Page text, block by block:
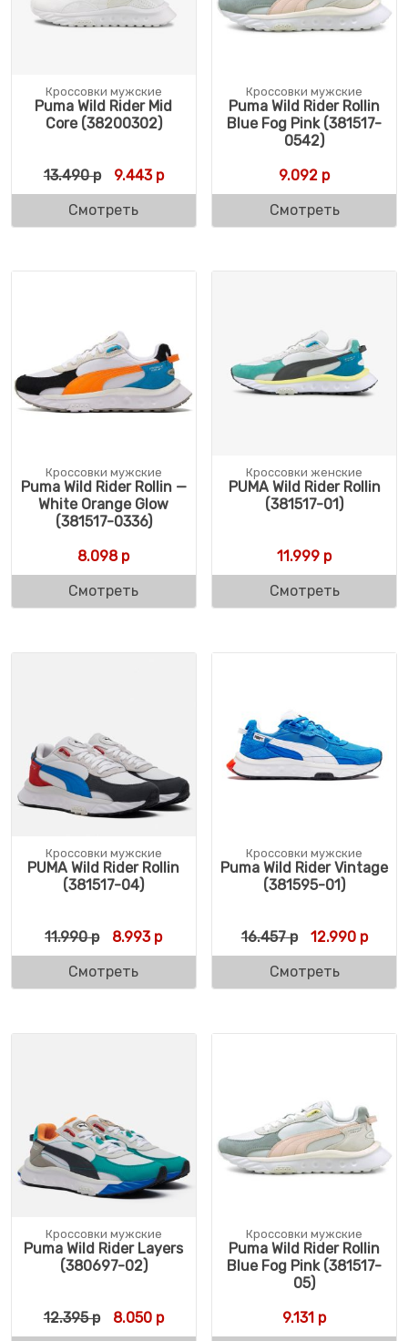
Кроссовки мужские
Puma Wild Rider Mid
Core (38200302)
13.490р Первоначальная цена составляла 13.490
9.443рТекущая цена: 9.443 р.
Смотреть
Кроссовки мужские
Puma Wild Rider Rollin
Blue Fog Pink (381517-
0542)
9.092 р
Смотреть
Кроссовки мужские
Puma Wild Rider Rollin —
White Orange Glow
(381517-0336)
8.098р
Смотреть
Кроссовки женские
PUMA Wild Rider Rollin
(381517-01)
11.999 р
Смотреть
Кроссовки мужские
PUMA Wild Rider Rollin
(381517-04)
11.990р Первоначальная цена составляла 11.990
8.993рТекущая цена: 8.993 р.
Смотреть
Кроссовки мужские
Puma Wild Rider Vintage
(381595-01)
16.457р 12.990р
Смотреть
Кроссовки мужские
Puma Wild Rider Layers
(380697-02)
12.395р Первоначальная цена составляла 12.395
8.050рТекущая цена: 8.050 р.
Кроссовки мужские
Puma Wild Rider Rollin
Blue Fog Pink (381517-
05)
9.131 р